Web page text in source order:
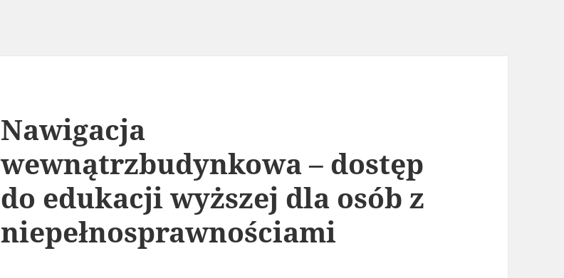
Nawigacja
wewnątrzbudynkowa – dostęp
do edukacji wyższej dla osób z
niepełnosprawnościami